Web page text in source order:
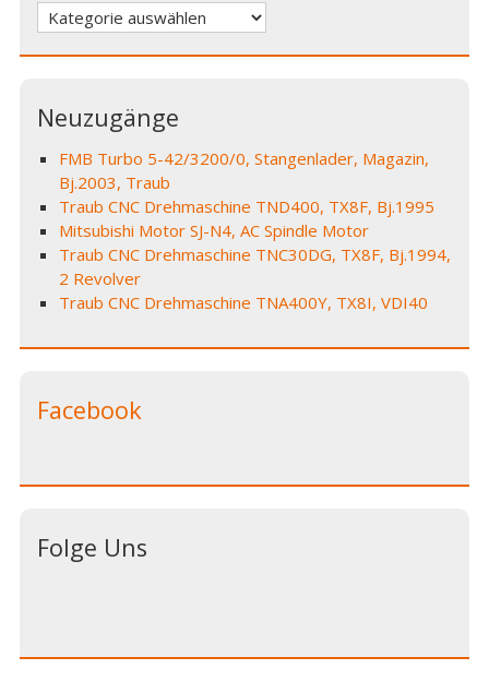
Kategorien
Neuzugänge
FMB Turbo 5-42/3200/0, Stangenlader, Magazin,
Bj.2003, Traub
Traub CNC Drehmaschine TND400, TX8F, Bj.1995
Mitsubishi Motor SJ-N4, AC Spindle Motor
Traub CNC Drehmaschine TNC30DG, TX8F, Bj.1994,
2 Revolver
Traub CNC Drehmaschine TNA400Y, TX8I, VDI40
Facebook
Folge Uns